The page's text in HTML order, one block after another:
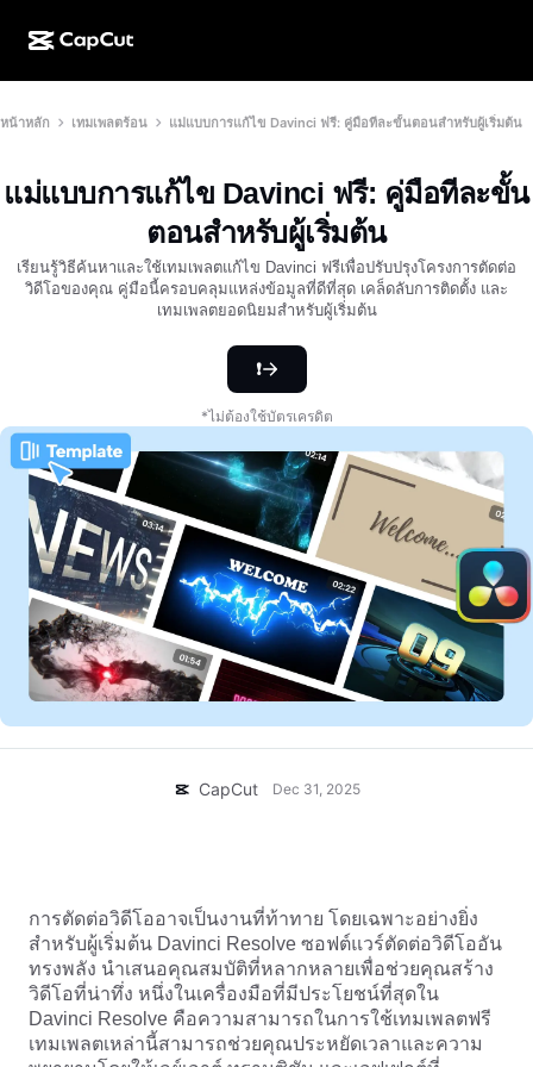
CapCut บนเดสก์ท็อป
CapCut ออนไลน์
CapCut Pad
CapCut บนมือถือ
การสร้างผลงานด้วย AI
ตัวสร้างวิดีโอ AI
เครื่องมือสร้างรูปภาพ AI
เครื่องมือปรับปรุงรูปภาพ AI
Dreamina Seedance 2.5
Nano Banana Pro
Gemini Omni
ข้อความและเสียง
คำบรรยายอัตโนมัติ
แม่แบบคำบรรยาย
การจดจำคำพูด
ข้อความเป็นคำพูด
ลดเสียงรบกวน
ฟีเจอร์
เครื่องมือสร้างและแก้ไขวิดีโอ
เครื่องมือสร้างและแก้ไขรูปภาพ
เครื่องมือสร้างและแก้ไขเสียงพูด
กรณีการใช้งาน
โซเชียลมีเดีย
การตลาด
ไลฟ์สไตล์และวล็อก
ดีไซน์แบบปรับแต่งเอง
ตัวเลือกยอดนิยม
เทรนด์และเคล็ดลับสำหรับแม่แบบ
อื่นๆ
แม่แบบโซเชียลมีเดีย
แม่แบบเทศกาลวันหยุด
แม่แบบเอฟเฟกต์
แม่แบบธุรกิจ
แม่แบบอุตสาหกรรม
แม่แบบรีแคป
เกี่ยวกับ
พันธมิตร
โปรแกรมพันธมิตรเพื่อการสร้างสรรค์
โปรแกรม CapCut Creative Campus
ความช่วยเหลือ
ศูนย์ความเชื่อถือ
ศูนย์ช่วยเหลือ
เปิด CapCut
หน้าหลัก เทมเพลตร้อน แม่แบบการแก้ไข Davinci ฟรี: คู่มือทีละขั้นตอนสำหรับผู้เริ่มต้น
แม่แบบการแก้ไข Davinci ฟรี: คู่มือทีละขั้น
ตอนสำหรับผู้เริ่มต้น
เรียนรู้วิธีค้นหาและใช้เทมเพลตแก้ไข Davinci ฟรีเพื่อปรับปรุงโครงการตัดต่อ
วิดีโอของคุณ คู่มือนี้ครอบคลุมแหล่งข้อมูลที่ดีที่สุด เคล็ดลับการติดตั้ง และ
เทมเพลตยอดนิยมสำหรับผู้เริ่มต้น
❗
*ไม่ต้องใช้บัตรเครดิต
CapCut Dec 31, 2025
การตัดต่อวิดีโออาจเป็นงานที่ท้าทาย โดยเฉพาะอย่างยิ่ง
สำหรับผู้เริ่มต้น Davinci Resolve ซอฟต์แวร์ตัดต่อวิดีโออัน
ทรงพลัง นำเสนอคุณสมบัติที่หลากหลายเพื่อช่วยคุณสร้าง
วิดีโอที่น่าทึ่ง หนึ่งในเครื่องมือที่มีประโยชน์ที่สุดใน
Davinci Resolve คือความสามารถในการใช้เทมเพลตฟรี
เทมเพลตเหล่านี้สามารถช่วยคุณประหยัดเวลาและความ